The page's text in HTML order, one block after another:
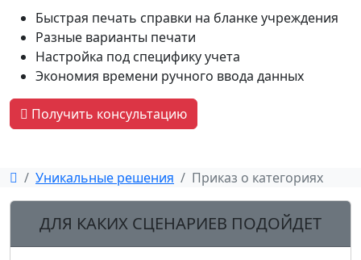
Быстрая печать справки на бланке учреждения
Разные варианты печати
Настройка под специфику учета
Экономия времени ручного ввода данных
Получить консультацию
Уникальные решения Приказ о категориях
ДЛЯ КАКИХ СЦЕНАРИЕВ ПОДОЙДЕТ